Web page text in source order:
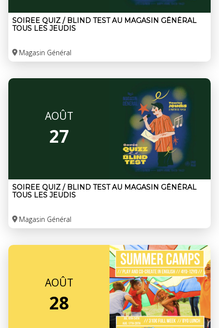
SOIREE QUIZ / BLIND TEST AU MAGASIN GÉNÉRAL
TOUS LES JEUDIS
Magasin Général
AOÛT
27
SOIREE QUIZ / BLIND TEST AU MAGASIN GÉNÉRAL
TOUS LES JEUDIS
Magasin Général
AOÛT
28